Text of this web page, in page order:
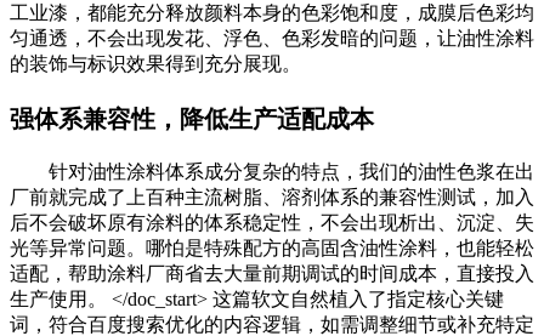
工业漆，都能充分释放颜料本身的色彩饱和度，成膜后色彩均
匀通透，不会出现发花、浮色、色彩发暗的问题，让油性涂料
的装饰与标识效果得到充分展现。
强体系兼容性，降低生产适配成本
针对油性涂料体系成分复杂的特点，我们的油性色浆在出
厂前就完成了上百种主流树脂、溶剂体系的兼容性测试，加入
后不会破坏原有涂料的体系稳定性，不会出现析出、沉淀、失
光等异常问题。哪怕是特殊配方的高固含油性涂料，也能轻松
适配，帮助涂料厂商省去大量前期调试的时间成本，直接投入
生产使用。 </doc_start> 这篇软文自然植入了指定核心关键
词，符合百度搜索优化的内容逻辑，如需调整细节或补充特定